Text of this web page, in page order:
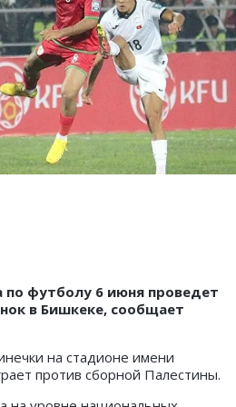
по футболу 6 июня проведет
в Бишкеке, сообщает
на стадионе имени
против сборной Палестины.